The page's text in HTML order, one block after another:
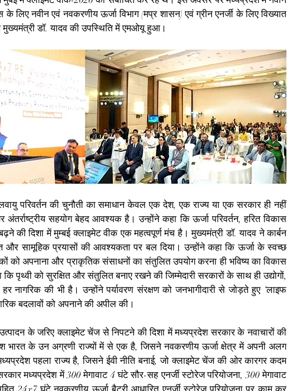
लिए नवीन एवं नवकरणीय ऊर्जा विभाग (मप्र शासन) एवं ग्रीन एनर्जी के लिए विख्यात
डॉ. यादव की उपस्थिति में एमओयू हुआ।
परिवर्तन की चुनौती का समाधान केवल एक देश, एक राज्य या एक सरकार ही नहीं
सहयोग बेहद आवश्यक है। उन्होंने कहा कि ऊर्जा परिवर्तन, हरित विकास
की दिशा में मुम्बई क्लाइमेट वीक एक महत्वपूर्ण मंच है। मुख्यमंत्री डॉ. यादव ने कार्बन
और सामूहिक प्रयासों की आवश्यकता पर बल दिया। उन्होंने कहा कि ऊर्जा के स्वच्छ
को अपनाना और प्राकृतिक संसाधनों का संतुलित उपयोग करना ही भविष्य का विकास
पृथ्वी को सुरक्षित और संतुलित बनाए रखने की जिम्मेदारी सरकारों के साथ ही उद्योगों,
की भी है। उन्होंने पर्यावरण संरक्षण को जनभागीदारी से जोड़ते हुए ‘लाइफ
बदलावों को अपनाने की अपील की।
के जरिए क्लाइमेट चेंज से निपटने की दिशा में मध्यप्रदेश सरकार के नवाचारों की
भारत के उन अग्रणी राज्यों में से एक है, जिसने नवकरणीय ऊर्जा क्षेत्र में अपनी अलग
पहला राज्य है, जिसने ईवी नीति बनाई, जो क्लाइमेट चेंज की ओर कारगर कदम
मध्यप्रदेश में 300 मेगावाट 4 घंटे सौर-सह एनर्जी स्टोरेज परियोजना, 300 मेगावाट